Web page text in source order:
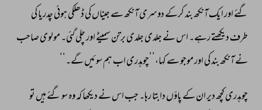
گئے اور ایک آنکھ بند کرکے دوسری آنکھ سے جیناں کی ڈھلکی ہوئی چدریا کی
طرف دیکھتے رہے۔ اس نے جلدی جلدی برتن سمیٹے اور چلی گئی۔ مولوی صاحب
نے آنکھ بند کی اور موجو سے کہا،’’چوہدری اب ہم سوئیں گے۔‘‘
چوہدری کچھ دیر ان کے پاؤں دابتا رہا۔ جب اس نے دیکھا کہ وہ سو گئے ہیں تو